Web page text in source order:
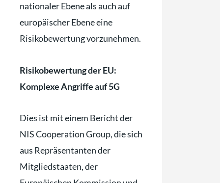
nationaler Ebene als auch auf
europäischer Ebene eine
Risikobewertung vorzunehmen.
Risikobewertung der EU:
Komplexe Angriffe auf 5G
Dies ist mit einem Bericht der
NIS Cooperation Group, die sich
aus Repräsentanten der
Mitgliedstaaten, der